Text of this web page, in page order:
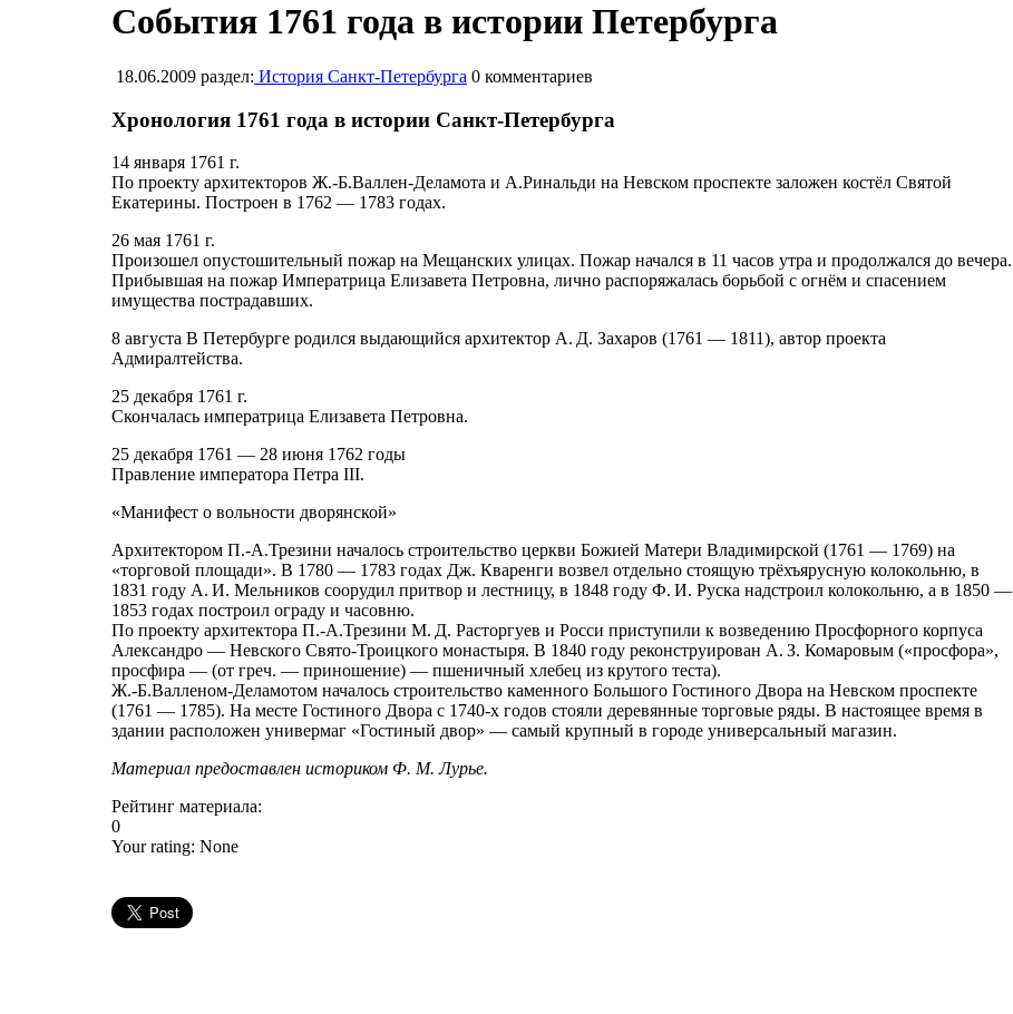
События 1761 года в истории Петербурга
18.06.2009 раздел: История Санкт-Петербурга 0 комментариев
Хронология 1761 года в истории Санкт-Петербурга
14 января 1761 г.
По проекту архитекторов Ж.-Б.Валлен-Деламота и А.Ринальди на Невском проспекте заложен костёл Святой
Екатерины. Построен в 1762 — 1783 годах.
26 мая 1761 г.
Произошел опустошительный пожар на Мещанских улицах. Пожар начался в 11 часов утра и продолжался до вечера.
Прибывшая на пожар Императрица Елизавета Петровна, лично распоряжалась борьбой с огнём и спасением
имущества пострадавших.
8 августа В Петербурге родился выдающийся архитектор А. Д. Захаров (1761 — 1811), автор проекта
Адмиралтейства.
25 декабря 1761 г.
Скончалась императрица Елизавета Петровна.
25 декабря 1761 — 28 июня 1762 годы
Правление императора Петра III.
«Манифест о вольности дворянской»
Архитектором П.-А.Трезини началось строительство церкви Божией Матери Владимирской (1761 — 1769) на
«торговой площади». В 1780 — 1783 годах Дж. Кваренги возвел отдельно стоящую трёхъярусную колокольню, в
1831 году А. И. Мельников соорудил притвор и лестницу, в 1848 году Ф. И. Руска надстроил колокольню, а в 1850 —
1853 годах построил ограду и часовню.
По проекту архитектора П.-А.Трезини М. Д. Расторгуев и Росси приступили к возведению Просфорного корпуса
Александро — Невского Свято-Троицкого монастыря. В 1840 году реконструирован А. З. Комаровым («просфора»,
просфира — (от греч. — приношение) — пшеничный хлебец из крутого теста).
Ж.-Б.Валленом-Деламотом началось строительство каменного Большого Гостиного Двора на Невском проспекте
(1761 — 1785). На месте Гостиного Двора с 1740-х годов стояли деревянные торговые ряды. В настоящее время в
здании расположен универмаг «Гостиный двор» — самый крупный в городе универсальный магазин.
Материал предоставлен историком Ф. М. Лурье.
Рейтинг материала:
0
Your rating: None